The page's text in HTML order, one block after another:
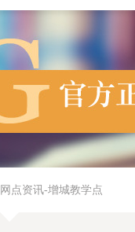
网点资讯-增城教学点